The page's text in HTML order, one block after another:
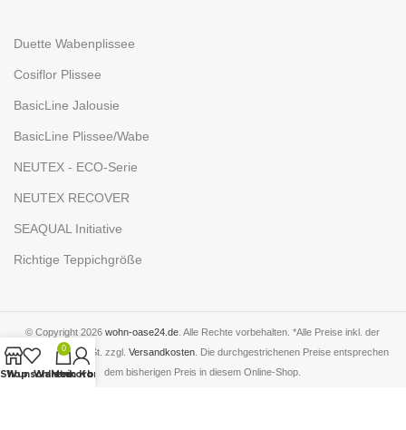
Duette Wabenplissee
Cosiflor Plissee
BasicLine Jalousie
BasicLine Plissee/Wabe
NEUTEX - ECO-Serie
NEUTEX RECOVER
SEAQUAL Initiative
Richtige Teppichgröße
© Copyright 2026wohn-oase24.de . Alle Rechte vorbehalten. *Alle Preise inkl. der
gesetzlichen MwSt. zzgl. Versandkosten. Die durchgestrichenen Preise entsprechen
dem bisherigen Preis in diesem Online-Shop.
Shop
Wunschliste
0
Warenkorb
Mein Konto